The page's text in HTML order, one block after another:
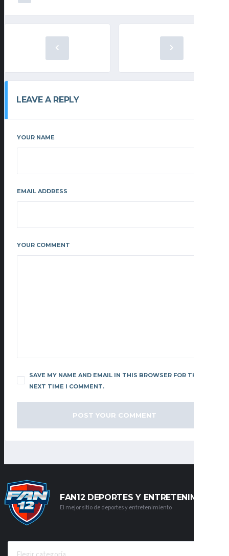
LEAVE A REPLY
YOUR NAME
EMAIL ADDRESS
YOUR COMMENT
SAVE MY NAME AND EMAIL IN THIS BROWSER FOR THE
NEXT TIME I COMMENT.
FAN12 DEPORTES Y ENTRETENIMIENTO
El mejor sitio de deportes y entretenimiento